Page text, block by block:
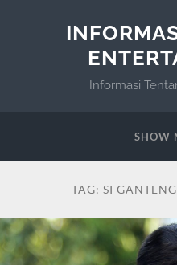
Informasi
SHOW
TAG: SI